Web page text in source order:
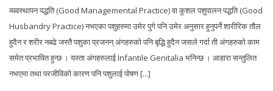
व्यवस्थापन पद्धति (Good Managemental Practice) वा कुशल पशुपालन पद्धति (Good
Husbandry Practice) नभएका पशुहरुमा उमेर पुगे पनि उमेर अनुसार हुनुपर्ने शारीरिक तौल
हुदैन र शरीर नबढे जस्तै पशुका प्रजनन् अंगहरुको पनि बृद्धि हुदैन जसले गर्दा ती अंगहरुको काम
समेत प्रभावित हुन्छ । यस्ता अंगहरुलाई Infantile Genitalia भनिन्छ । आहारा सन्तुलित
नभएमा तथा परजीविको कारण पनि पशुलाई पोषण [...]